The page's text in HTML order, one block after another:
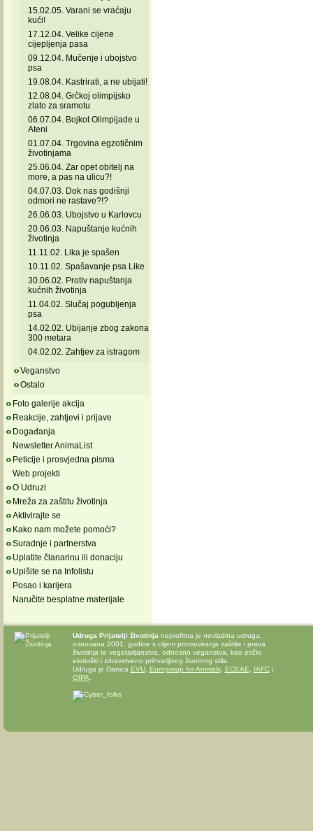
15.02.05. Varani se vraćaju
kući!
17.12.04. Velike cijene
cijepljenja pasa
09.12.04. Mučenje i ubojstvo
psa
19.08.04. Kastrirati, a ne ubijati!
12.08.04. Grčkoj olimpijsko
zlato za sramotu
06.07.04. Bojkot Olimpijade u
Ateni
01.07.04. Trgovina egzotičnim
životinjama
25.06.04. Zar opet obitelj na
more, a pas na ulicu?!
04.07.03. Dok nas godišnji
odmori ne rastave?!?
26.06.03. Ubojstvo u Karlovcu
20.06.03. Napuštanje kućnih
životinja
11.11.02. Lika je spašen
10.11.02. Spašavanje psa Like
30.06.02. Protiv napuštanja
kućnih životinja
11.04.02. Slučaj pogubljenja
psa
14.02.02. Ubijanje zbog zakona
300 metara
04.02.02. Zahtjev za istragom
Veganstvo
Ostalo
Foto galerije akcija
Reakcije, zahtjevi i prijave
Događanja
Newsletter AnimaList
Peticije i prosvjedna pisma
Web projekti
O Udruzi
Mreža za zaštitu životinja
Aktivirajte se
Kako nam možete pomoći?
Suradnje i partnerstva
Uplatite članarinu ili donaciju
Upišite se na Infolistu
Posao i karijera
Naručite besplatne materijale
Udruga Prijatelji životinja neprofitna je nevladina udruga,
osnovana 2001. godine s ciljem promoviranja zaštite i prava
životinja te vegetarijanstva, odnosno veganstva, kao etički,
ekološki i zdravstveno prihvatljivog životnog stila.
Udruga je članica EVU, Eurogroup for Animals, ECEAE IAFCi
OIPA